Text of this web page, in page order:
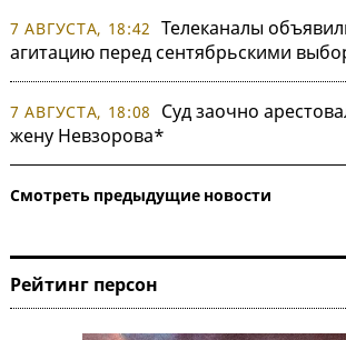
7 АВГУСТА, 18:42 Телеканалы
агитацию перед сентябрьскими
7 АВГУСТА, 18:08
Суд заочно
жену Невзорова*
Смотреть предыдущие
Рейтинг